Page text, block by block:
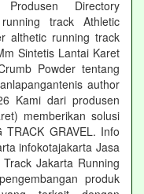
Directory
track Athletic
althetic running track
Sintetis Lantai Karet
Powder tentang
author
Kami dari produsen
memberikan solusi
TRACK GRAVEL. Info
infokotajakarta Jasa
Jakarta Running
produk